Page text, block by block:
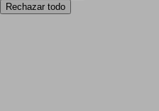
Rechazar todo